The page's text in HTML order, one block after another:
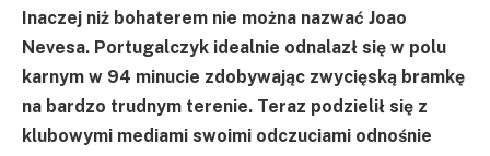
Inaczej niż bohaterem nie można nazwać Joao
Nevesa. Portugalczyk idealnie odnalazł się w polu
karnym w 94 minucie zdobywając zwycięską bramkę
na bardzo trudnym terenie. Teraz podzielił się z
klubowymi mediami swoimi odczuciami odnośnie